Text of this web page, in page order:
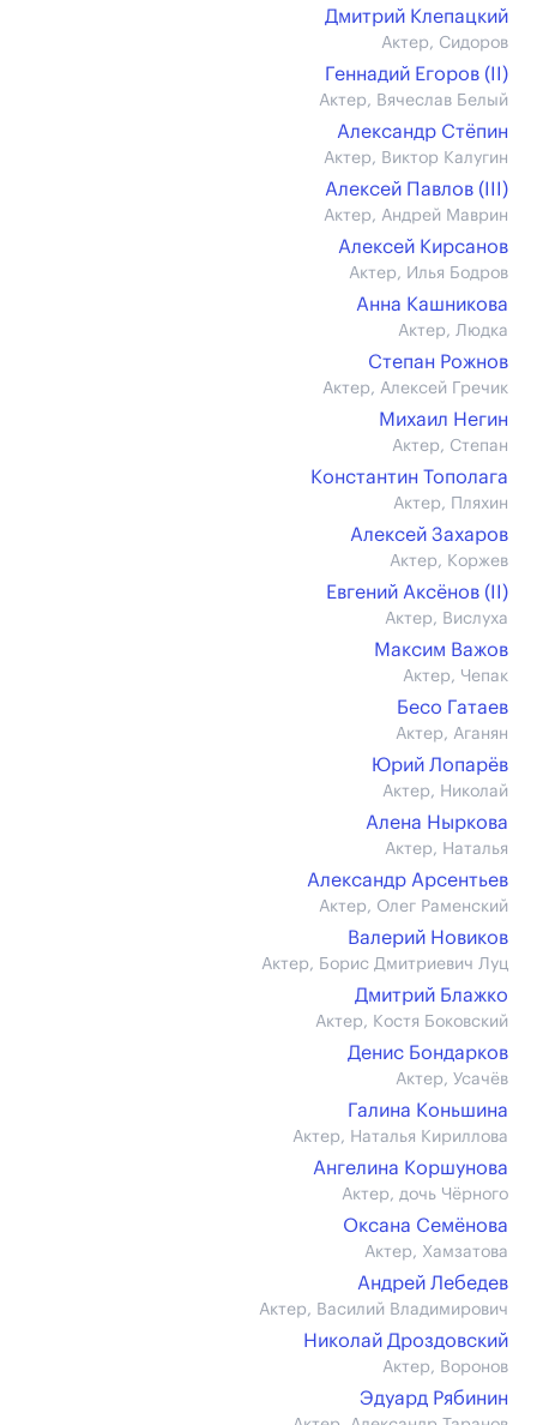
Дмитрий Клепацкий
Актер, Сидоров
Геннадий Егоров (II)
Актер, Вячеслав Белый
Александр Стёпин
Актер, Виктор Калугин
Алексей Павлов (III)
Актер, Андрей Маврин
Алексей Кирсанов
Актер, Илья Бодров
Анна Кашникова
Актер, Людка
Степан Рожнов
Актер, Алексей Гречик
Михаил Негин
Актер, Степан
Константин Тополага
Актер, Пляхин
Алексей Захаров
Актер, Коржев
Евгений Аксёнов (II)
Актер, Вислуха
Максим Важов
Актер, Чепак
Бесо Гатаев
Актер, Аганян
Юрий Лопарёв
Актер, Николай
Алена Ныркова
Актер, Наталья
Александр Арсентьев
Актер, Олег Раменский
Валерий Новиков
Актер, Борис Дмитриевич Луц
Дмитрий Блажко
Актер, Костя Боковский
Денис Бондарков
Актер, Усачёв
Галина Коньшина
Актер, Наталья Кириллова
Ангелина Коршунова
Актер, дочь Чёрного
Оксана Семёнова
Актер, Хамзатова
Андрей Лебедев
Актер, Василий Владимирович
Николай Дроздовский
Актер, Воронов
Эдуард Рябинин